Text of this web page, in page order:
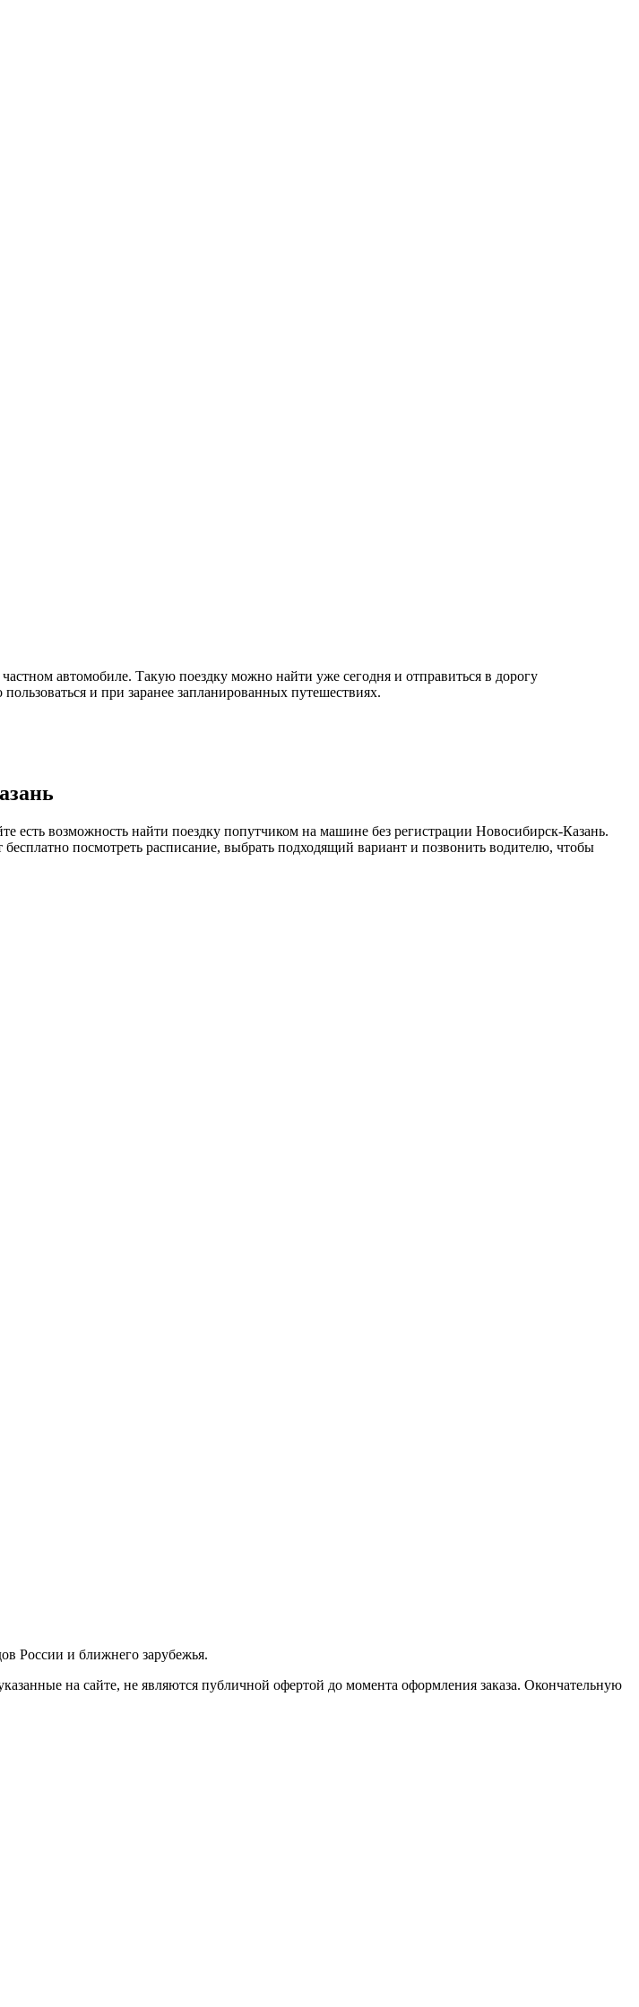
автомобиле. Такую поездку можно найти уже сегодня и отправиться в дорогу
и при заранее запланированных путешествиях.
возможность найти поездку попутчиком на машине без регистрации Новосибирск-Казань.
посмотреть расписание, выбрать подходящий вариант и позвонить водителю, чтобы
России и ближнего зарубежья.
на сайте, не являются публичной офертой до момента оформления заказа. Окончательную